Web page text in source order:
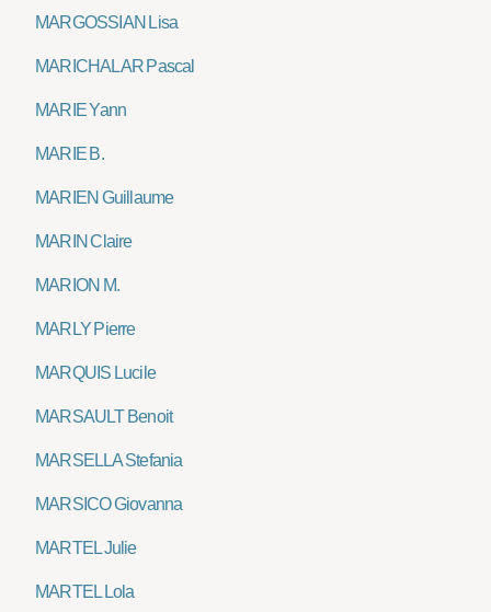
MARGOSSIAN Lisa
MARICHALAR Pascal
MARIE Yann
MARIE B.
MARIEN Guillaume
MARIN Claire
MARION M.
MARLY Pierre
MARQUIS Lucile
MARSAULT Benoit
MARSELLA Stefania
MARSICO Giovanna
MARTEL Julie
MARTEL Lola